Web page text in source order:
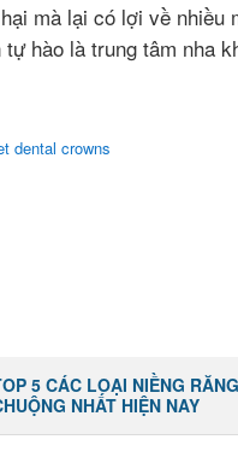
mà lại có lợi về nhiều
hào là trung tâm nha
dental crowns
5 CÁC LOẠI NIỀNG
NHẤT HIỆN NAY